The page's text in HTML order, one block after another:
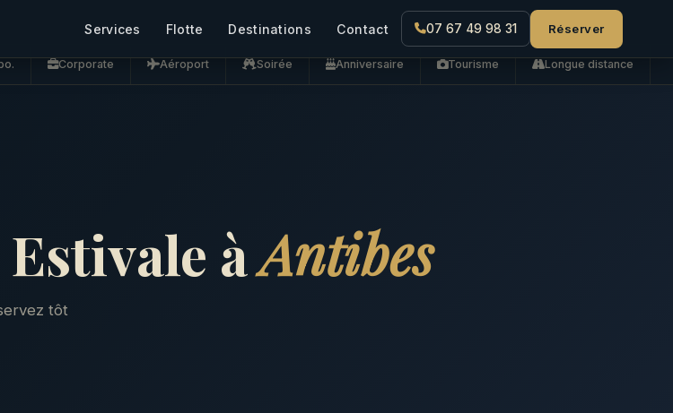
Services Flotte Destinations Contact 07 67 49 98 31 Réserver
Corporate Aéroport Soirée Anniversaire Tourisme Longue distance
àAntibes
tôt